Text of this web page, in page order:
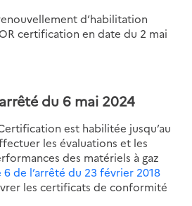
d’habilitation
certification en date du 2 mai
du 6 mai 2024
est habilitée jusqu’au
les évaluations et les
des matériels à gaz
6 de l’arrêté du 23 février 2018
les certificats de conformité